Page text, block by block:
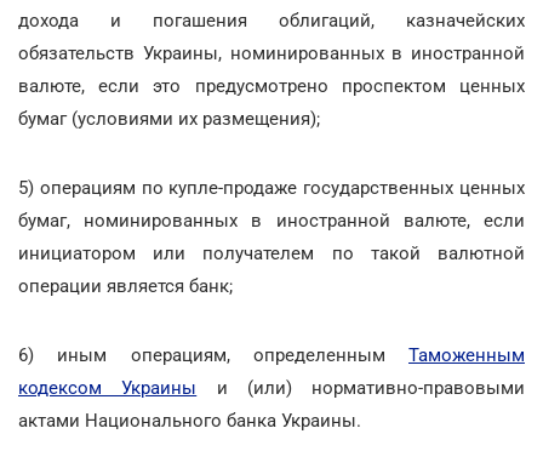
дохода и погашения облигаций, казначейских
обязательств Украины, номинированных в иностранной
валюте, если это предусмотрено проспектом ценных
бумаг (условиями их размещения);
5) операциям по купле-продаже государственных ценных
бумаг, номинированных в иностранной валюте, если
инициатором или получателем по такой валютной
операции является банк;
6) иным операциям, определенным Таможенным
кодексом Украины и (или) нормативно-правовыми
актами Национального банка Украины.